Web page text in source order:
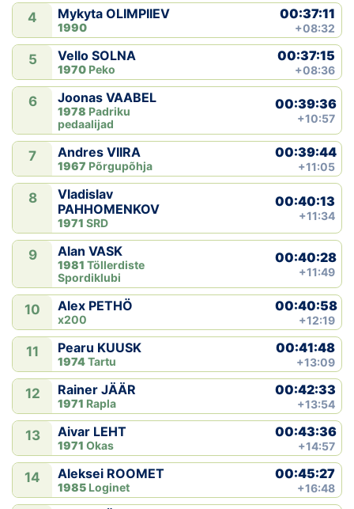
4 Mykyta OLIMPIIEV
1990
00:37:11
+08:32
5 Vello SOLNA
1970 Peko
00:37:15
+08:36
6 Joonas VAABEL
1978 Padriku
pedaalijad
00:39:36
+10:57
7 Andres VIIRA
1967 Põrgupõhja
00:39:44
+11:05
8
Vladislav
PAHHOMENKOV
1971 SRD
00:40:13
+11:34
9 Alan VASK
1981 Töllerdiste
Spordiklubi
00:40:28
+11:49
10 Alex PETHÖ
x200
00:40:58
+12:19
11 Pearu KUUSK
1974Tartu
00:41:48
+13:09
12 Rainer JÄÄR
1971 Rapla
00:42:33
+13:54
13 Aivar LEHT
1971 Okas
00:43:36
+14:57
14 Aleksei ROOMET
1985 Loginet
00:45:27
+16:48